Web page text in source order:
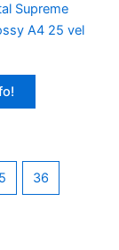
Supreme
A4 25 vel
36